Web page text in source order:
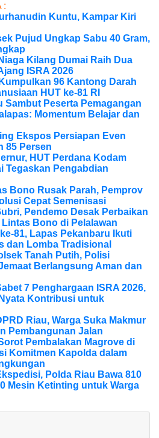
:
Kuntu, Kampar Kiri
Pujud Ungkap Sabu 40 Gram,
Kilang Dumai Raih Dua
ISRA 2026
96 Kantong Darah
HUT ke-81 RI
Sambut Peserta Pemagangan
Momentum Belajar dan
Ekspos Persiapan Even
85 Persen
HUT Perdana Kodam
Tegaskan Pengabdian
Bono Rusak Parah, Pemprov
Cepat Semenisasi
Pendemo Desak Perbaikan
Bono di Pelalawan
81, Lapas Pekanbaru Ikuti
dan Lomba Tradisional
Tanah Putih, Polisi
Berlangsung Aman dan
7 Penghargaan ISRA 2026,
Kontribusi untuk
Riau, Warga Suka Makmur
Pembangunan Jalan
Pembalakan Magrove di
Komitmen Kapolda dalam
Polda Riau Bawa 810
Mesin Ketinting untuk Warga